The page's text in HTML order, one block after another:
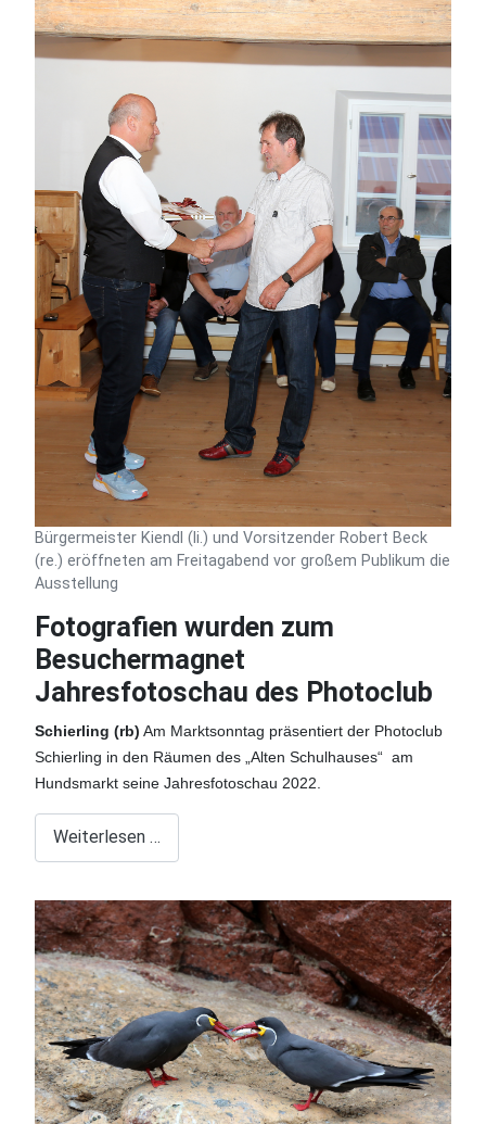
Bürgermeister Kiendl (li.) und Vorsitzender Robert Beck
(re.) eröffneten am Freitagabend vor großem Publikum die
Ausstellung
Fotografien wurden zum
Besuchermagnet
Jahresfotoschau des Photoclub
Schierling (rb) Am Marktsonntag präsentiert der Photoclub
Schierling in den Räumen des „Alten Schulhauses“ am
Hundsmarkt seine Jahresfotoschau 2022.
Weiterlesen …